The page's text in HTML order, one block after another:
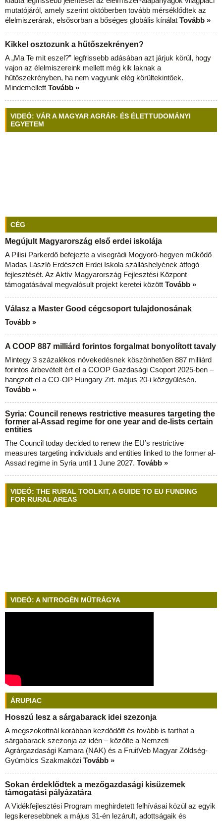
mutatójáról, amely szerint októberben tovább mérséklődtek az
élelmiszerárak, elsősorban a bőséges globális kínálat Tovább »
Kikkel osztozunk a hűtőszekrényen?
A „Ma Te mit eszel?” legfrissebb adásában azt járjuk körül, hogy
vajon az élelmiszereink mellett még kik laknak a
hűtőszekrényben, ha nem vagyunk elég körültekintőek.
Mindemellett Tovább »
VIDEÓ: VÁR A MAGYAR AGRÁR- ÉS ÉLETTUDOMÁNYI
EGYETEM
CÉG
Megújult Magyarország első erdei iskolája
A Pilisi Parkerdő befejezte a visegrádi Mogyoró-hegyen működő
Madas László Erdészeti Erdei Iskola szálláshelyének átfogó
fejlesztését. Az Aktív Magyarország Fejlesztési Központ
támogatásával megvalósult projekt keretei között Tovább »
Válasz a Master Good cégcsoport tulajdonosának
Tovább »
A COOP 887 milliárd forintos forgalmat bonyolított tavaly
Mintegy 3 százalékos növekedésnek köszönhetően 887 milliárd
forintos árbevételt ért el a COOP Gazdasági Csoport 2025-ben –
hangzott el a CO-OP Hungary Zrt. május 20-i közgyűlésén.
Tovább »
Syria: Council renews restrictive measures targeting the
former al-Assad regime for one year and de-lists certain
entities
The Council today decided to renew the EU’s restrictive
measures targeting individuals and entities linked to the former al-
Assad regime in Syria until 1 June 2027. Tovább »
VIDEÓ: THE RURAL TOOLKIT, A GUIDE TO EU FUNDING
FOR RURAL AREAS
VIDEÓ: A NITROGÉN MŰTRÁGYA
ÁRUPIAC
Hosszú lesz a sárgabarack idei szezonja
A megszokottnál korábban kezdődött és tovább is tarthat a
sárgabarack szezonja az idén – közölte a Nemzeti
Agrárgazdasági Kamara (NAK) és a FruitVeb Magyar Zöldség-
Gyümölcs Szakmaközi Tovább »
Sokan érdeklődtek a mezőgazdasági kisüzemek
támogatási pályázatára
A Vidékfejlesztési Program meghirdetett felhívásai közül az egyik
legsikeresebbnek a május 31-én lezárult, adottságaik és